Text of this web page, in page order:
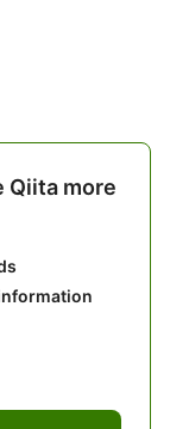
Qiita more